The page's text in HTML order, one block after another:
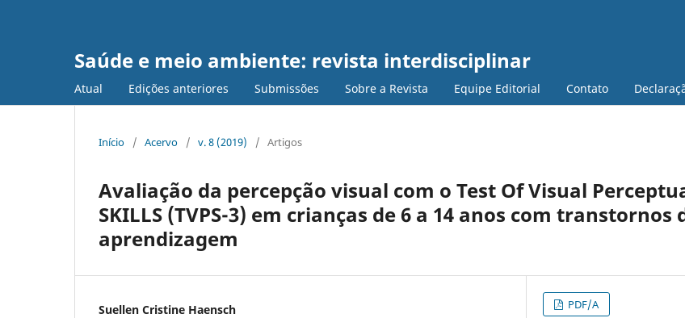
Saúde e meio ambiente: revista interdisciplinar
Atual Edições anteriores Submissões Sobre a Revista Equipe Editorial Contato
Início / Acervo / v. 8 (2019) / Artigos
Avaliação da percepção visual com o Test Of Visual
SKILLS (TVPS-3) em crianças de 6 a 14 anos com transtornos
aprendizagem
Suellen Cristine Haensch PDF/A